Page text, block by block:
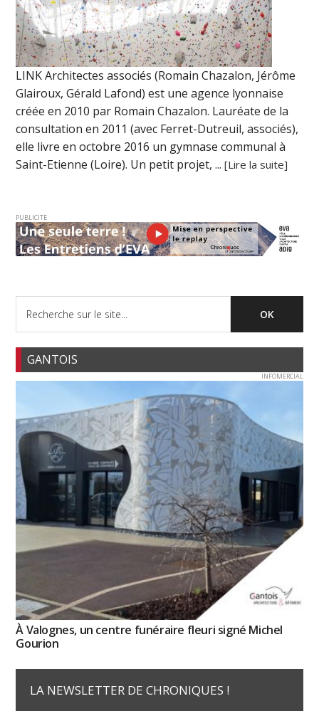
LINK Architectes associés (Romain Chazalon, Jérôme
Glairoux, Gérald Lafond) est une agence lyonnaise
créée en 2010 par Romain Chazalon. Lauréate de la
consultation en 2011 (avec Ferret-Dutreuil, associés),
elle livre en octobre 2016 un gymnase communal à
Saint-Etienne (Loire). Un petit projet, ...[Lire la suite]
PUBLICITE
GANTOIS
INFOMERCIAL
À Valognes, un centre funéraire fleuri signé Michel
Gourion
LA NEWSLETTER DE CHRONIQUES !